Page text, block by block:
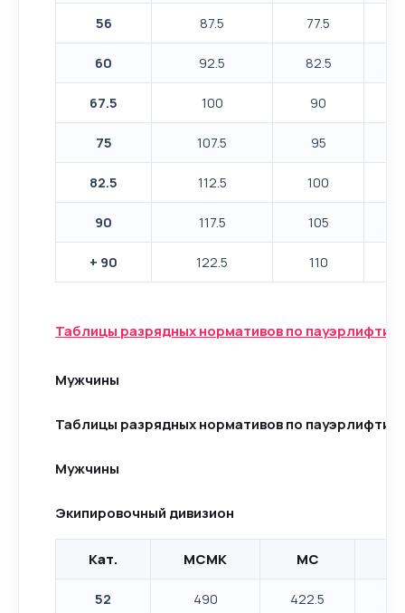
56 87.5 77.5
60 92.5 82.5
67.5 100 90
75 107.5 95
82.5 112.5 100
90 117.5 105
+ 90 122.5 110
Таблицы разрядных нормативов по
Мужчины
Таблицы разрядных нормативов по
Мужчины
Экипировочный дивизион
Кат. МСМК МС
52 490 422.5